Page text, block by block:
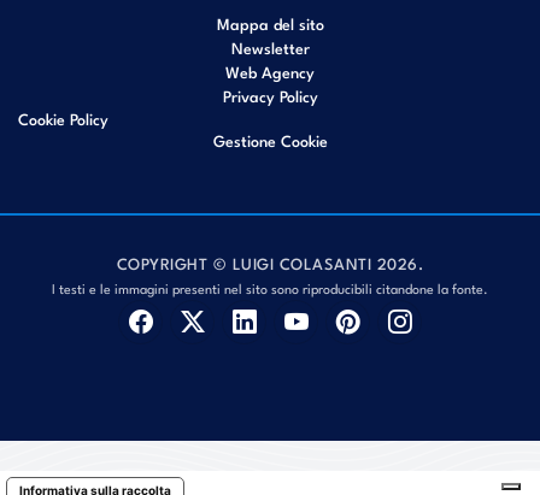
Mappa del sito
Newsletter
Web Agency
Privacy Policy
Cookie Policy
Gestione Cookie
COPYRIGHT © LUIGI COLASANTI 2026.
I testi e le immagini presenti nel sito sono riproducibili citandone la fonte.
Informativa sulla raccolta